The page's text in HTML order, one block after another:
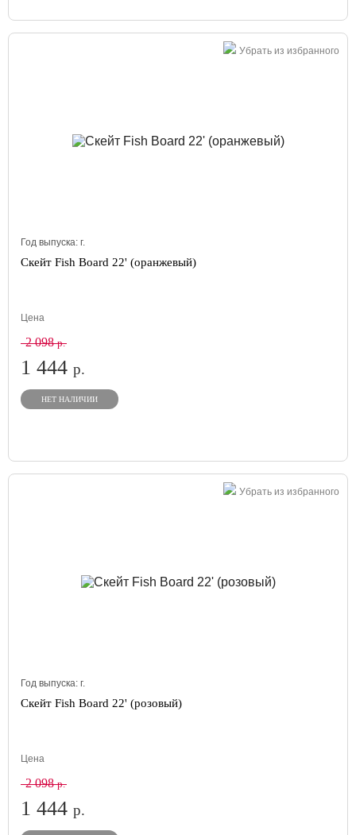
Убрать из избранного
Год выпуска: г.
Скейт Fish Board 22' (оранжевый)
Цена
2 098р.
1 444 р.
НЕТ НАЛИЧИИ
Убрать из избранного
Год выпуска: г.
Скейт Fish Board 22' (розовый)
Цена
2 098р.
1 444 р.